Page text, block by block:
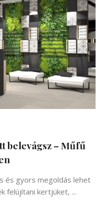
belevágsz – Műfű
és gyors megoldás lehet
felújítani kertjüket, ...